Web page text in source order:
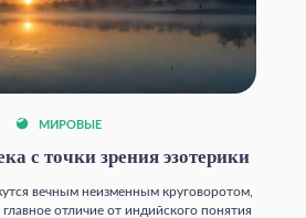
МИРОВЫЕ
с точки зрения эзотерики
вечным неизменным круговоротом,
отличие от индийского понятия